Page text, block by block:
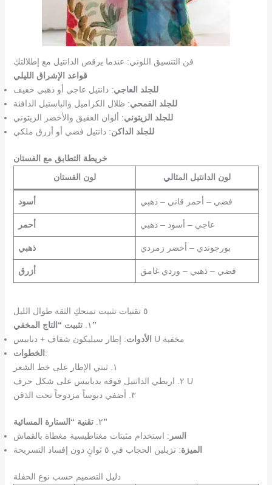
فن التنسيق اللوني: عندما يرقص الدانتيل مع إطلالتكِ
قواعد الإشراق الليلي
للجلد العاجي: دانتيل عاجي أو ذهبي خفيف
للجلد القمحي: ظلال الكراميل والباستيل الدافئة
للجلد الزيتوني: ألوان العقيق والأخضر الزيتوني
للجلد الداكن: دانتيل فضي أو أزرق ملكي
خريطة التطابق مع الفستان
لون الفستان
لون الدانتيل المثالي
أسود فضي – أحمر قاني – ذهبي
أحمر عاجي – أسود – ذهبي
ذهبي بورجوندي – أخضر زمردي
أزرق فضي – ذهبي – وردي غامق
٥ تقنيات تثبيت تمنحكِ الثقة طوال الليل
١. تثبيت “التاج المخفي”
الأدوات
: إطار سيليكون شفاف + دبابيس U مخفية
الخطوات:
١. ثبتي الإطار على خط الشعر
٢. اربطي الدانتيل فوقه بدبابيس على شكل حرف U
٣. أضفي دبوساً مزدوجاً تحت الذقن
٢.تقنية “الستارة المسائية”
السر : استخدام مثبتات مغناطيسية مغطاة بالقماش
الميزة: تزيلين الحجاب في ٥ ثوانٍ دون إفساد التسريحة
دليل التصميم حسب نوع الحفلة